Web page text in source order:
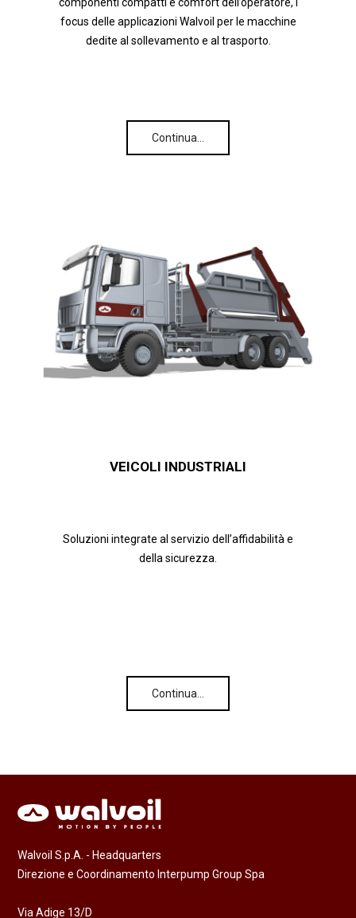
componenti compatti e comfort dell’operatore, i
focus delle applicazioni Walvoil per le macchine
dedite al sollevamento e al trasporto.
Continua…
VEICOLI INDUSTRIALI
Soluzioni integrate al servizio dell’affidabilità e
della sicurezza.
Continua…
Walvoil S.p.A. - Headquarters
Direzione e Coordinamento Interpump Group Spa
Via Adige 13/D